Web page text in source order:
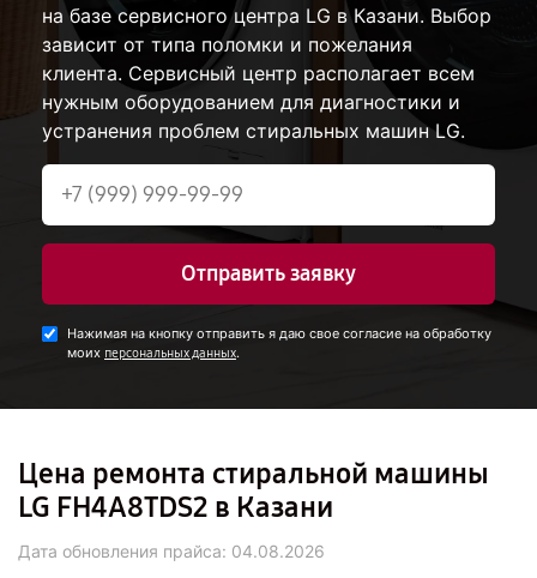
на базе сервисного центра LG в Казани. Выбор
зависит от типа поломки и пожелания
клиента. Сервисный центр располагает всем
нужным оборудованием для диагностики и
устранения проблем стиральных машин LG.
Отправить заявку
Нажимая на кнопку отправить я даю свое согласие на обработку
моих персональных данных.
Цена ремонта стиральной машины
LG FH4A8TDS2 в Казани
Дата обновления прайса: 04.08.2026